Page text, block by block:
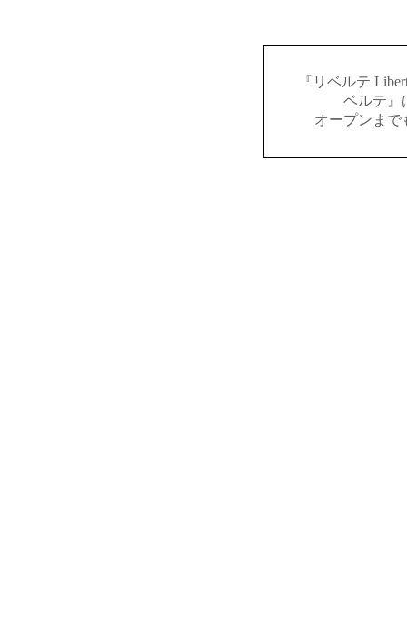
『リベルテ
ベルテ』
オープンまで